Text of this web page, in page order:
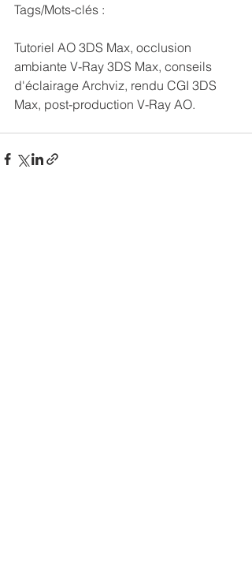
Tags/Mots-clés :
Tutoriel AO 3DS Max, occlusion
ambiante V-Ray 3DS Max, conseils
d'éclairage Archviz, rendu CGI 3DS
Max, post-production V-Ray AO.